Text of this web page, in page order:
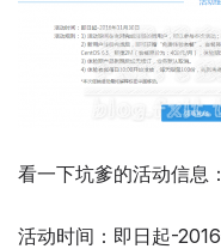
看一下坑爹的活动信息：
活动时间：即日起-